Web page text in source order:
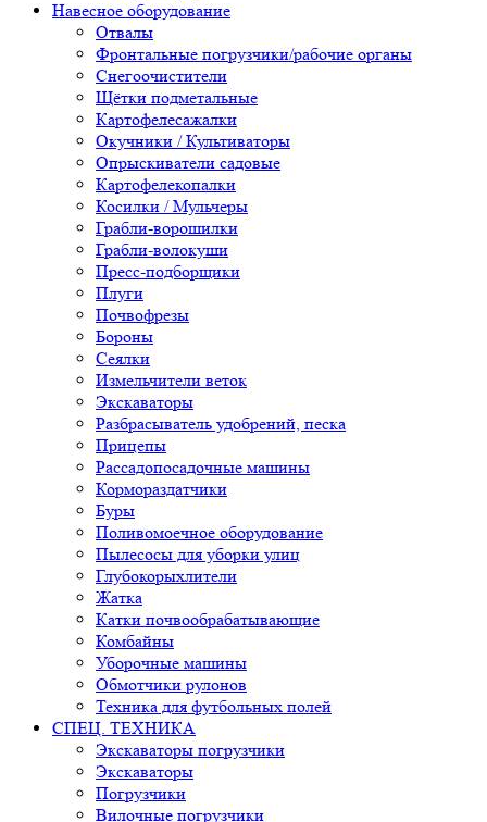
Навесное оборудование
Отвалы
Фронтальные погрузчики/рабочие органы
Снегоочистители
Щётки подметальные
Картофелесажалки
Окучники / Культиваторы
Опрыскиватели садовые
Картофелекопалки
Косилки / Мульчеры
Грабли-ворошилки
Грабли-волокуши
Пресс-подборщики
Плуги
Почвофрезы
Бороны
Сеялки
Измельчители веток
Экскаваторы
Разбрасыватель удобрений, песка
Прицепы
Рассадопосадочные машины
Кормораздатчики
Буры
Поливомоечное оборудование
Пылесосы для уборки улиц
Глубокорыхлители
Жатка
Катки почвообрабатывающие
Комбайны
Уборочные машины
Обмотчики рулонов
Техника для футбольных полей
СПЕЦ. ТЕХНИКА
Экскаваторы погрузчики
Экскаваторы
Погрузчики
Вилочные погрузчики